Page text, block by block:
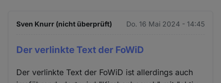
Sven Knurr (nicht überprüft) Do. 16 Mai 2024 - 14:45
Der verlinkte Text der FoWiD
Der verlinkte Text der FoWiD ist allerdings auch